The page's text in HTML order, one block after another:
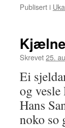
Publisert i
Skrevet25.
Ei
og
Hans
noko so